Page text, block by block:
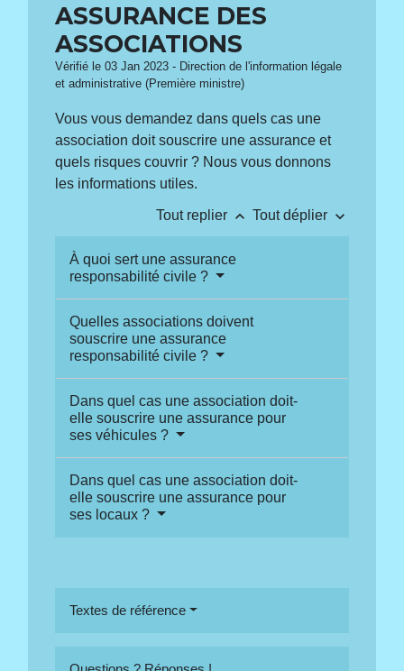
ASSURANCE DES
ASSOCIATIONS
Vérifié le 03 Jan 2023 - Direction de l'information légale
et administrative (Première ministre)
Vous vous demandez dans quels cas une
association doit souscrire une assurance et
quels risques couvrir ? Nous vous donnons
les informations utiles.
Tout replier keyboard_arrow_up Tout déplier keyboard_arrow_down
À quoi sert une assurance
responsabilité civile ?
Quelles associations doivent
souscrire une assurance
responsabilité civile ?
Dans quel cas une association doit-
elle souscrire une assurance pour
ses véhicules ?
Dans quel cas une association doit-
elle souscrire une assurance pour
ses locaux ?
Textes de référence